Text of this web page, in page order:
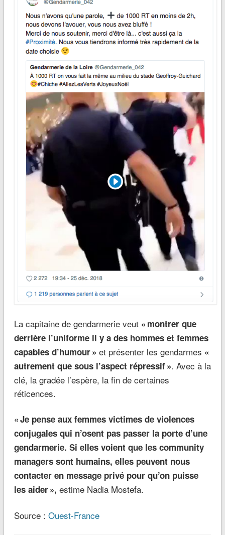
La capitaine de gendarmerie veut « montrer que
derrière l’uniforme il y a des hommes et femmes
capables d’humour » et présenter les gendarmes «
autrement que sous l’aspect répressif ». Avec à la
clé, la gradée l’espère, la fin de certaines
réticences.
« Je pense aux femmes victimes de violences
conjugales qui n’osent pas passer la porte d’une
gendarmerie. Si elles voient que les community
managers sont humains, elles peuvent nous
contacter en message privé pour qu’on puisse
les aider », estime Nadia Mostefa.
Source : Ouest-France